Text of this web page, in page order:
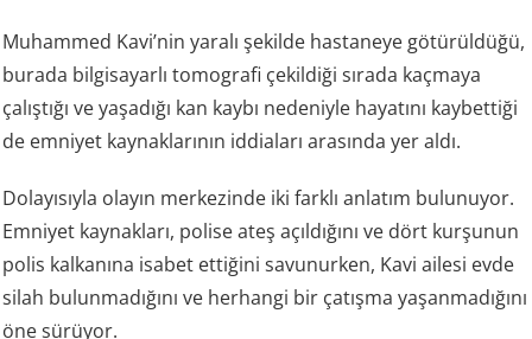
Muhammed Kavi’nin yaralı şekilde hastaneye götürüldüğü,
burada bilgisayarlı tomografi çekildiği sırada kaçmaya
çalıştığı ve yaşadığı kan kaybı nedeniyle hayatını kaybettiği
de emniyet kaynaklarının iddiaları arasında yer aldı.
Dolayısıyla olayın merkezinde iki farklı anlatım bulunuyor.
Emniyet kaynakları, polise ateş açıldığını ve dört kurşunun
polis kalkanına isabet ettiğini savunurken, Kavi ailesi evde
silah bulunmadığını ve herhangi bir çatışma yaşanmadığını
öne sürüyor.